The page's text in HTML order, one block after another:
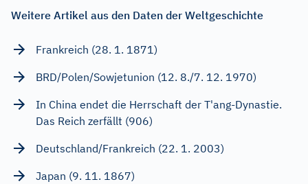
Weitere Artikel aus den Daten der Weltgeschichte
Frankreich (28. 1. 1871)
BRD/Polen/Sowjetunion (12. 8./7. 12. 1970)
In China endet die Herrschaft der T'ang-Dynastie.
Das Reich zerfällt (906)
Deutschland/Frankreich (22. 1. 2003)
Japan (9. 11. 1867)